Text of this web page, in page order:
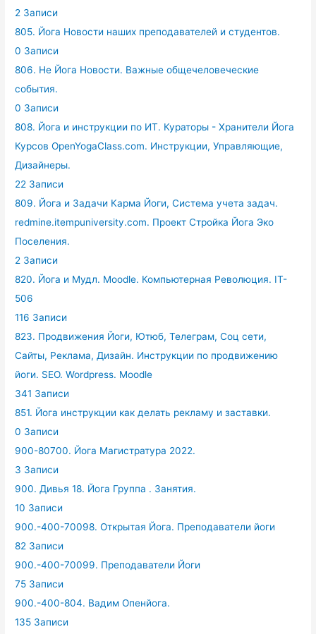
2 Записи
805. Йога Новости наших преподавателей и студентов.
0 Записи
806. Не Йога Новости. Важные общечеловеческие
события.
0 Записи
808. Йога и инструкции по ИТ. Кураторы - Хранители Йога
Курсов OpenYogaClass.com. Инструкции, Управляющие,
Дизайнеры.
22 Записи
809. Йога и Задачи Карма Йоги, Система учета задач.
redmine.itempuniversity.com. Проект Стройка Йога Эко
Поселения.
2 Записи
820. Йога и Мудл. Moodle. Компьютерная Революция. IT-
506
116 Записи
823. Продвижения Йоги, Ютюб, Телеграм, Соц сети,
Сайты, Реклама, Дизайн. Инструкции по продвижению
йоги. SEO. Wordpress. Moodle
341 Записи
851. Йога инструкции как делать рекламу и заставки.
0 Записи
900-80700. Йога Магистратура 2022.
3 Записи
900. Дивья 18. Йога Группа . Занятия.
10 Записи
900.-400-70098. Открытая Йога. Преподаватели йоги
82 Записи
900.-400-70099. Преподаватели Йоги
75 Записи
900.-400-804. Вадим Опенйога.
135 Записи